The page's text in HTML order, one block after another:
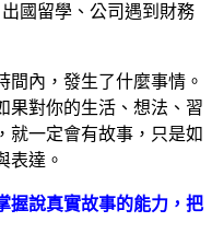
國留學、公司遇到財務
間內，發生了什麼事情。
果對你的生活、想法、習
就一定會有故事，只是如
表達。